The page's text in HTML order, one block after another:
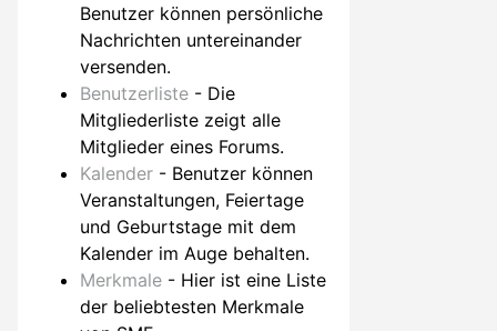
Benutzer können persönliche
Nachrichten untereinander
versenden.
Benutzerliste - Die
Mitgliederliste zeigt alle
Mitglieder eines Forums.
Kalender - Benutzer können
Veranstaltungen, Feiertage
und Geburtstage mit dem
Kalender im Auge behalten.
Merkmale - Hier ist eine Liste
der beliebtesten Merkmale